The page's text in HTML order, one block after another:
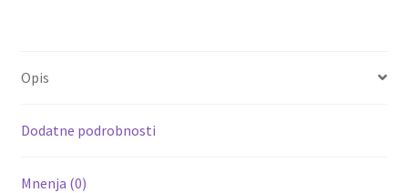
24
k
Opis
Dodatne podrobnosti
Mnenja (0)